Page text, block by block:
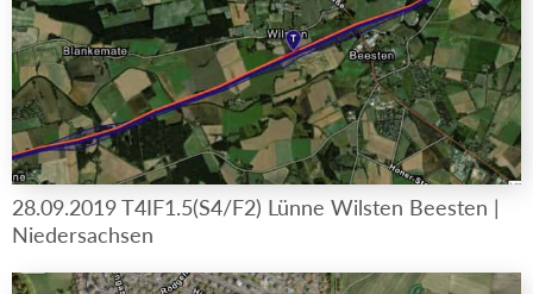
28.09.2019 T4IF1.5(S4/F2) Lünne Wilsten Beesten |
Niedersachsen